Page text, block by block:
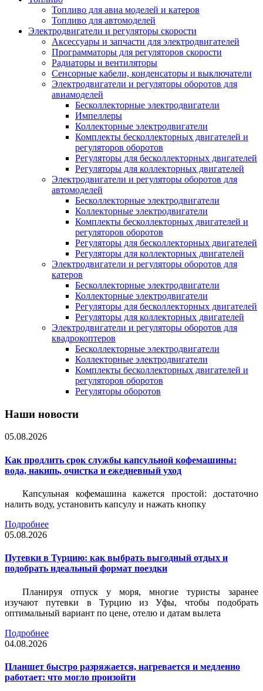
Топливо для авиа моделей и катеров
Топливо для автомоделей
Электродвигатели и регуляторы скорости
Аксессуары и запчасти для электродвигателей
Программаторы для регуляторов скорости
Радиаторы и вентиляторы
Сенсорные кабели, конденсаторы и выключатели
Электродвигатели и регуляторы оборотов для
авиамоделей
Бесколлекторные электродвигатели
Импеллеры
Коллекторные электродвигатели
Комплекты бесколлекторных двигателей и
регуляторов оборотов
Регуляторы для бесколлекторных двигателей
Регуляторы для коллекторных двигателей
Электродвигатели и регуляторы оборотов для
автомоделей
Бесколлекторные электродвигатели
Коллекторные электродвигатели
Комплекты бесколлекторных двигателей и
регуляторов оборотов
Регуляторы для бесколлекторных двигателей
Регуляторы для коллекторных двигателей
Электродвигатели и регуляторы оборотов для
катеров
Бесколлекторные электродвигатели
Коллекторные электродвигатели
Регуляторы для бесколлекторных двигателей
Регуляторы для коллекторных двигателей
Электродвигатели и регуляторы оборотов для
квадрокоптеров
Бесколлекторные электродвигатели
Коллекторные электродвигатели
Комплекты бесколлекторных двигателей и
регуляторов оборотов
Регуляторы оборотов
Наши новости
05.08.2026
Как продлить срок службы капсульной кофемашины:
вода, накипь, очистка и ежедневный уход
Капсульная кофемашина кажется простой: достаточно
налить воду, установить капсулу и нажать кнопку
Подробнее
05.08.2026
Путевки в Турцию: как выбрать выгодный отдых и
подобрать идеальный формат поездки
Планируя отпуск у моря, многие туристы заранее
изучают путевки в Турцию из Уфы, чтобы подобрать
оптимальный вариант по цене, отелю и датам вылета
Подробнее
04.08.2026
Планшет быстро разряжается, нагревается и медленно
работает: что могло произойти